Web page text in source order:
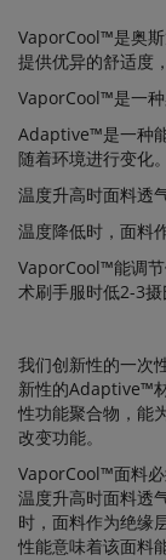
VaporCool™是奥
提供优异的舒适度
VaporCool™是一
Adaptive™是一种
随着环境进行变化。
温度升高时面料透
温度降低时，面料
VaporCool™能调
术刷手服时低2-3摄
我们创新性的一次
新性的Adaptive™
性功能聚合物，能
改变功能。
VaporCool™面料必
温度升高时面料透
时，面料作为绝缘
性能意味着该面料